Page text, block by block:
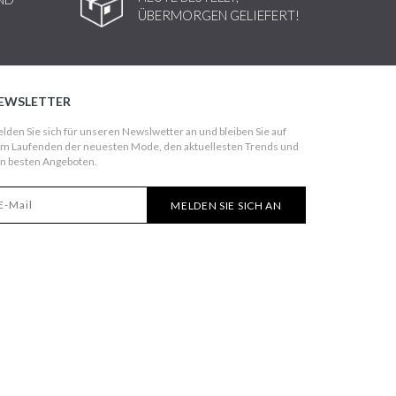
ÜBERMORGEN GELIEFERT!
Sie sich für unseren Newslwetter an und bleiben Sie auf
Laufenden der neuesten Mode, den aktuellesten Trends und
besten Angeboten.
MELDEN SIE SICH AN